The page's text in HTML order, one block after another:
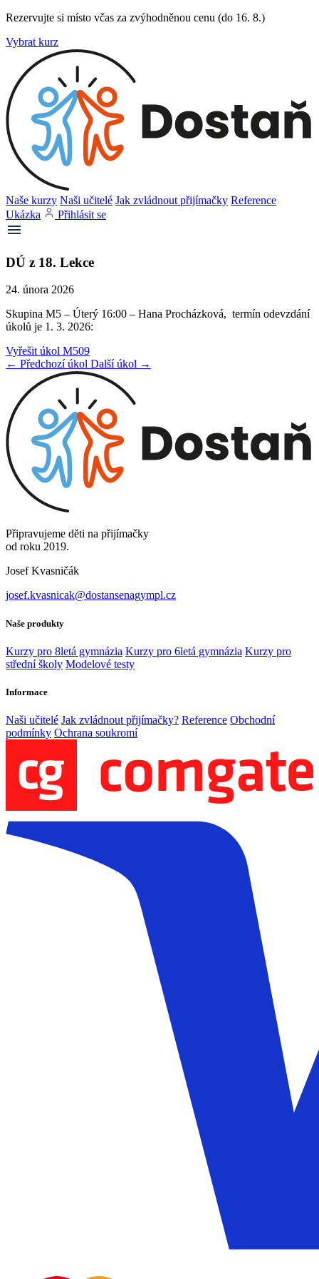
Rezervujte si místo včas za zvýhodněnou cenu (do 16. 8.)
Vybrat kurz
Naše kurzy Naši učitelé Jak zvládnout přijímačky Reference
Ukázka
Přihlásit se
DÚ z 18. Lekce
24. února 2026
Skupina M5 – Úterý 16:00 – Hana Procházková, termín odevzdání
úkolů je 1. 3. 2026:
Vyřešit úkol M509
← Předchozí úkol Další úkol →
Připravujeme děti na přijímačky
od roku 2019.
Josef Kvasničák
josef.kvasnicak@dostansenagympl.cz
Naše produkty
Kurzy pro 8letá gymnázia Kurzy pro 6letá gymnázia Kurzy pro
střední školy Modelové testy
Informace
Naši učitelé Jak zvládnout přijímačky? Reference Obchodní
podmínky Ochrana soukromí